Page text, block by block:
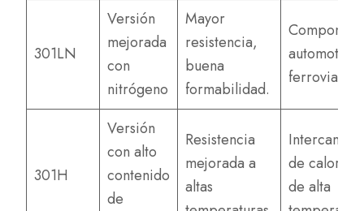
301LN
Versión
mejorada
con
nitrógeno
Mayor
resistencia,
buena
formabilidad.
301H
Versión
con alto
contenido
de
Resistencia
mejorada a
altas
de calor,
de alta